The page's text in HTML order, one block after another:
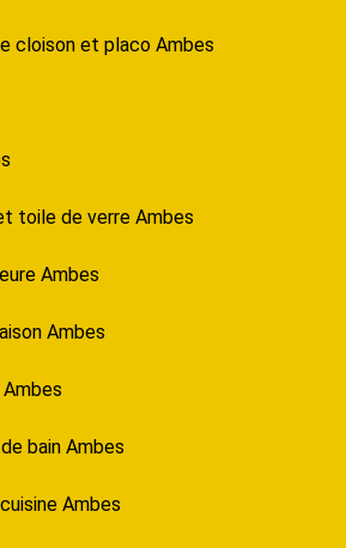
cloison et placo Ambes
toile de verre Ambes
Ambes
Ambes
bain Ambes
Ambes